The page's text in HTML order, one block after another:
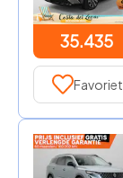
35.435
Favoriet